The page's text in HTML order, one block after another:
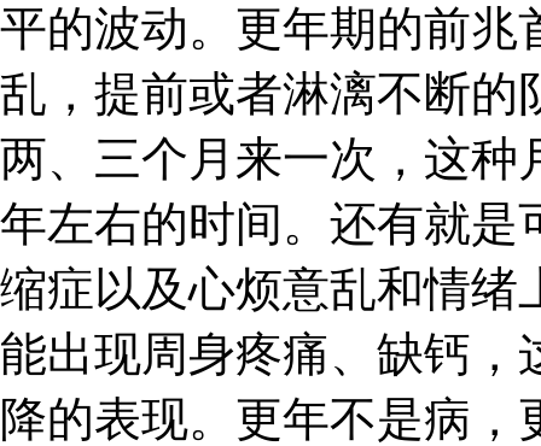
平的波动。更年期的前兆
乱，提前或者淋漓不断的
两、三个月来一次，这种
年左右的时间。还有就是
缩症以及心烦意乱和情绪
能出现周身疼痛、缺钙，
降的表现。更年不是病